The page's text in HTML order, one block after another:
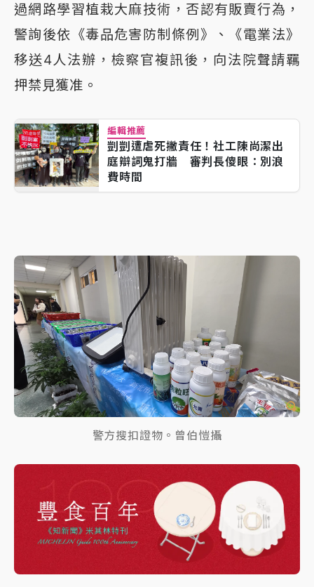
過網路學習植栽大麻技術，否認有販賣行為，
警詢後依《毒品危害防制條例》、《電業法》
移送4人法辦，檢察官複訊後，向法院聲請羈
押禁見獲准。
編輯推薦
剴剴遭虐死撇責任！社工陳尚潔出
庭辯詞鬼打牆 審判長傻眼：別浪
費時間
警方搜扣證物。曾伯愷攝